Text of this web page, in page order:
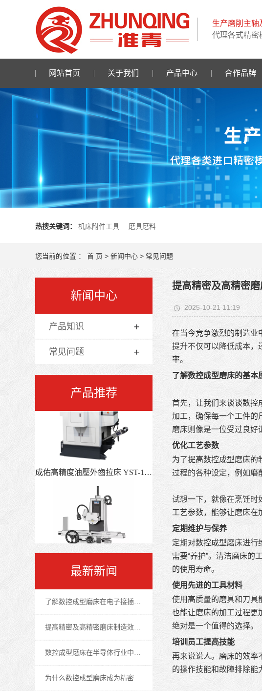
生产磨削主轴
代理各式精密
网站首页 关于我们 产品中心 合作品牌
热搜关键词： 机床附件工具 磨具磨料
您当前的位置 ： 首 页 > 新闻中心 > 常见问题
新闻中心
产品知识
常见问题
产品推荐
最新新闻
了解数控成型磨床在电子接插件行业中的重要作用
提高精密及高精密磨床制造效率的技巧
数控成型磨床在半导体行业中的应用及优势
为什么数控成型磨床成为精密零件加工行业的首选设备
提高精密及高精密
2025-10-21 11:19
在当今竞争激烈的制造业
提升不仅可以降低成本，
率。
了解数控成型磨床的基本
首先，让我们来谈谈数控
加工，确保每一个工件的
磨床则像是一位受过良好
优化工艺参数
为了提高数控成型磨床的
过程的各种设定，例如磨
试想一下，就像在烹饪时
工艺参数，能够让磨床在
定期维护与保养
定期对数控成型磨床进行
需要“养护”。清洁磨床的
的使用寿命。
使用先进的工具材料
使用高质量的磨具和刀具
也能让磨床的加工过程更
绝对是一个值得的选择。
培训员工提高技能
再来说说人。磨床的效率
的操作技能和故障排除能